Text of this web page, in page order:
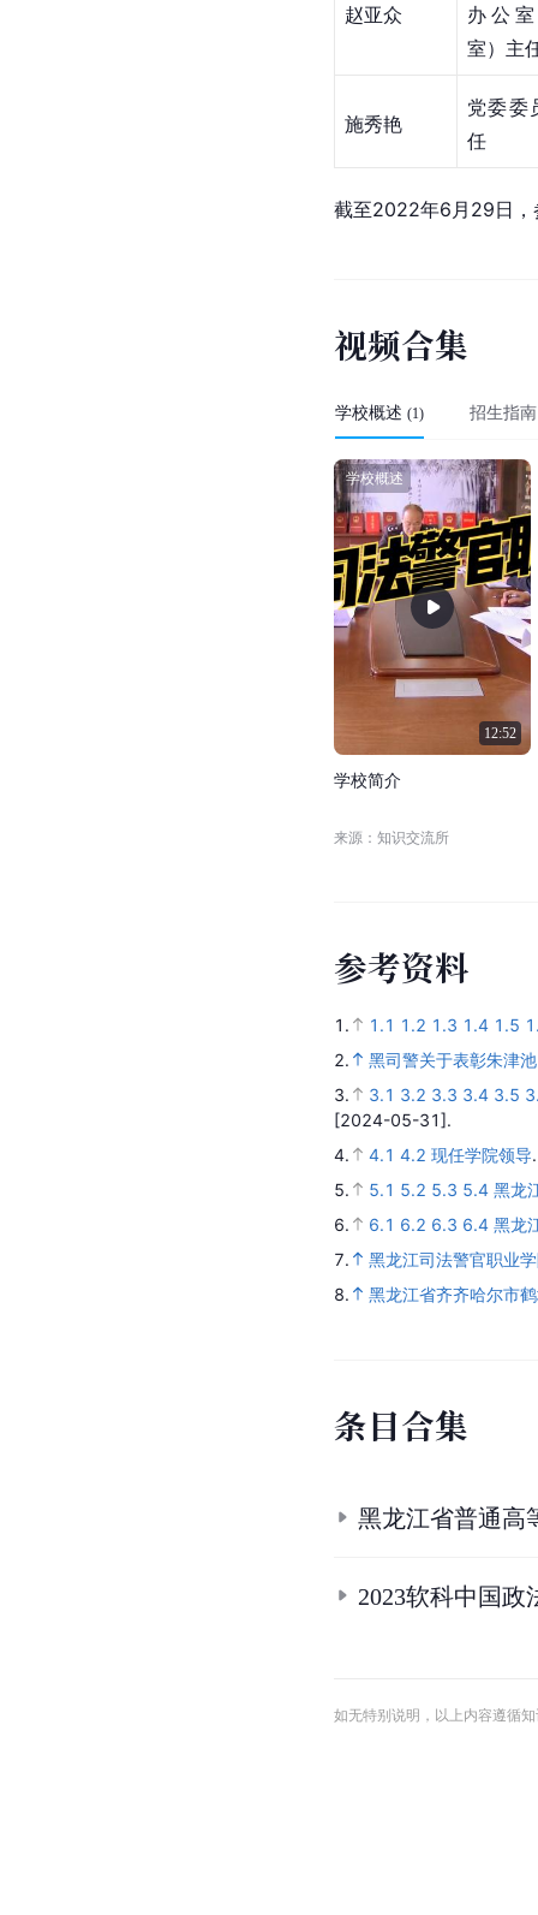
赵亚众
办公
室）主
施秀艳
党委委
任
截至2022年6月29日，
视频合集
学校概述 (1) 招生指南
12:52
学校概述
学校简介
来源：知识交流所
参考资料
1. 1.1 1.2 1.3 1.4 1.5
2.
黑司警关于表彰朱津
3.
3.1 3.2 3.3 3.4 3.5
[2024-05-31].
4.
4.1 4.2 现任学院领导
5.
5.1 5.2 5.3 5.4 黑龙
6.
6.1 6.2 6.3 6.4 黑龙
7.
黑龙江司法警官职业
8.
黑龙江省齐齐哈尔市
条目合集
黑龙江省普通高
2023软科中国政
如无特别说明，以上内容遵循